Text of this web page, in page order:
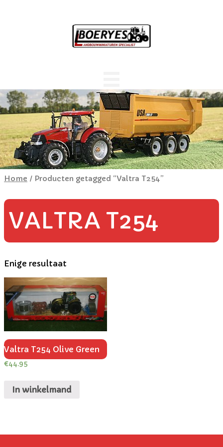
Home / Producten getagged “Valtra T254”
VALTRA T254
Enige resultaat
Valtra T254 Olive Green
€44.95
In winkelmand